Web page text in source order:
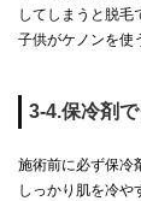
してしまうと脱毛
子供がケノンを使
3-4.保冷剤
施術前に必ず保冷
しっかり肌を冷や